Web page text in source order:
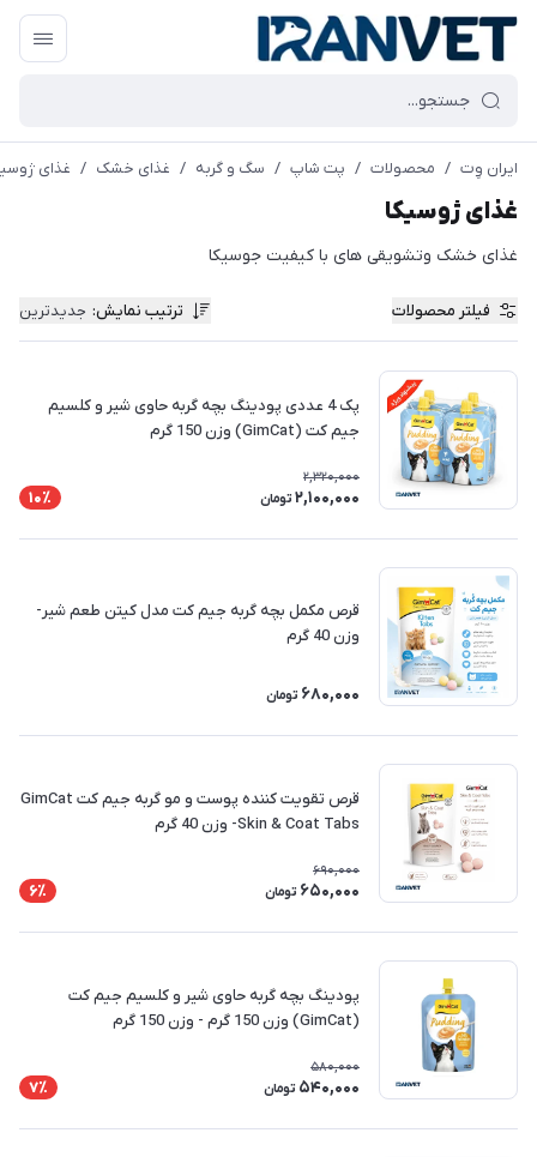
ایران وِت / محصولات / پت شاپ / سگ و گربه / غذای خشک / غذای
غذای ژوسیکا
غذای خشک وتشویقی های با کیفیت جوسیکا
فیلتر محصولات ترتیب نمایش: جدیدترین
پک 4 عددی پودینگ بچه گربه حاوی شیر و کلسیم
جیم کت (GimCat) وزن 150 گرم
2,320,000
2,100,000 تومان 10٪
قرص مکمل بچه گربه جیم کت مدل کیتن طعم شیر-
وزن 40 گرم
680,000 تومان
قرص تقویت کننده پوست و مو گربه جیم کت GimCat
Skin & Coat Tabs- وزن 40 گرم
690,000
650,000 تومان 6٪
پودینگ بچه گربه حاوی شیر و کلسیم جیم کت
(GimCat) وزن 150 گرم - وزن 150 گرم
580,000
540,000 تومان 7٪